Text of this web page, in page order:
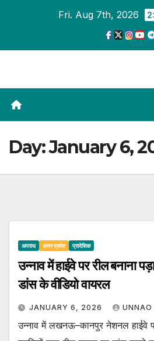
Fri. Aug 7th, 2026
Day:January 6,
अपराध उत्तर प्रदेश प्रादेशिक
उन्नाव में हाईवे पर रील बनाना
डांस के वीडियो वायरल
JANUARY 6, 2026 UNNAO
उन्नाव में लखनऊ–कानपुर नेशनल हाईवे